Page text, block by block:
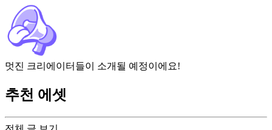
멋진 크리에이터들이 소개될 예정이에요!
추천 에셋